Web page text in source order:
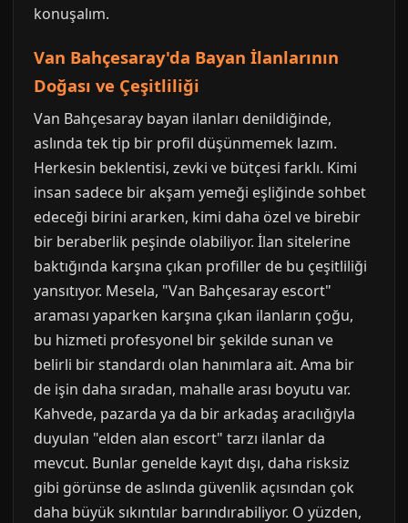
konuşalım.
Van Bahçesaray'da Bayan İlanlarının
Doğası ve Çeşitliliği
Van Bahçesaray bayan ilanları denildiğinde,
aslında tek tip bir profil düşünmemek lazım.
Herkesin beklentisi, zevki ve bütçesi farklı. Kimi
insan sadece bir akşam yemeği eşliğinde sohbet
edeceği birini ararken, kimi daha özel ve birebir
bir beraberlik peşinde olabiliyor. İlan sitelerine
baktığında karşına çıkan profiller de bu çeşitliliği
yansıtıyor. Mesela, "Van Bahçesaray escort"
araması yaparken karşına çıkan ilanların çoğu,
bu hizmeti profesyonel bir şekilde sunan ve
belirli bir standardı olan hanımlara ait. Ama bir
de işin daha sıradan, mahalle arası boyutu var.
Kahvede, pazarda ya da bir arkadaş aracılığıyla
duyulan "elden alan escort" tarzı ilanlar da
mevcut. Bunlar genelde kayıt dışı, daha risksiz
gibi görünse de aslında güvenlik açısından çok
daha büyük sıkıntılar barındırabiliyor. O yüzden,